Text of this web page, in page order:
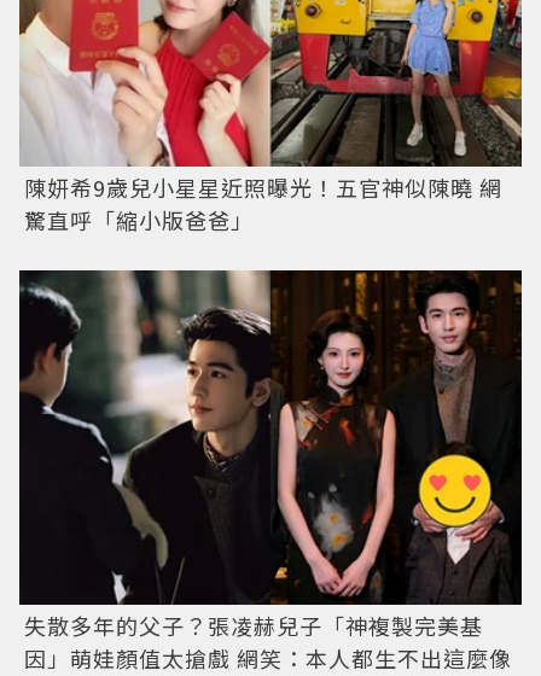
陳妍希9歲兒小星星近照曝光！五官神似陳曉 網
驚直呼「縮小版爸爸」
失散多年的父子？張凌赫兒子「神複製完美基
因」萌娃顏值太搶戲 網笑：本人都生不出這麼像